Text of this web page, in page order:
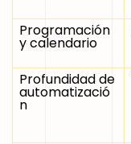
Programación
y calendario
Profundidad de
automatizació
n